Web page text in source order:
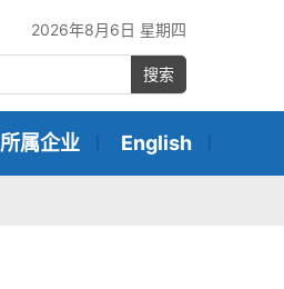
2026年8月6日 星期四
搜索
所属企业 English